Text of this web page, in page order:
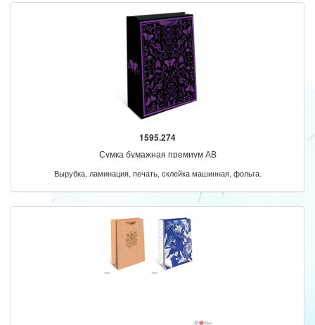
1595.274
Сумка бумажная премиум АВ
Вырубка, ламинация, печать, склейка машинная, фольга.